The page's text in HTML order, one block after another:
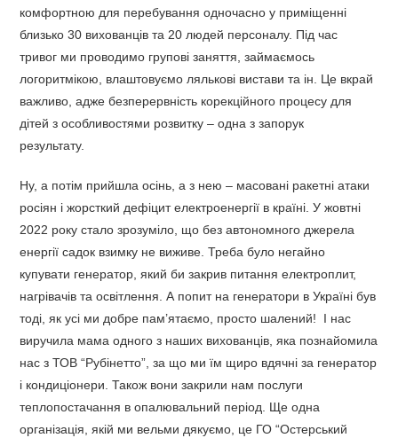
комфортною для перебування одночасно у приміщенні
близько 30 вихованців та 20 людей персоналу. Під час
тривог ми проводимо групові заняття, займаємось
логоритмікою, влаштовуємо лялькові вистави та ін. Це вкрай
важливо, адже безперервність корекційного процесу для
дітей з особливостями розвитку – одна з запорук
результату.
Ну, а потім прийшла осінь, а з нею – масовані ракетні атаки
росіян і жорсткий дефіцит електроенергії в країні. У жовтні
2022 року стало зрозуміло, що без автономного джерела
енергії садок взимку не виживе. Треба було негайно
купувати генератор, який би закрив питання електроплит,
нагрівачів та освітлення. А попит на генератори в Україні був
тоді, як усі ми добре пам’ятаємо, просто шалений! І нас
виручила мама одного з наших вихованців, яка познайомила
нас з ТОВ “Рубінетто”, за що ми їм щиро вдячні за генератор
і кондиціонери. Також вони закрили нам послуги
теплопостачання в опалювальний період. Ще одна
організація, якій ми вельми дякуємо, це ГО “Остерський